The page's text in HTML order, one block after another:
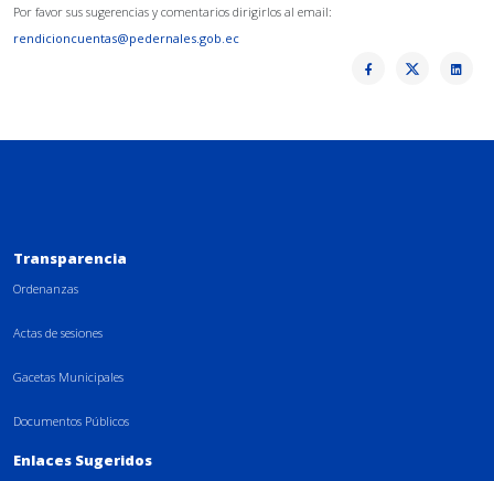
Por favor sus sugerencias y comentarios dirigirlos al email:
rendicioncuentas@pedernales.gob.ec
Transparencia
Ordenanzas
Actas de sesiones
Gacetas Municipales
Documentos Públicos
Enlaces Sugeridos